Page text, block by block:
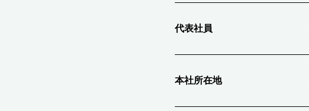
代表社員
本社所在地